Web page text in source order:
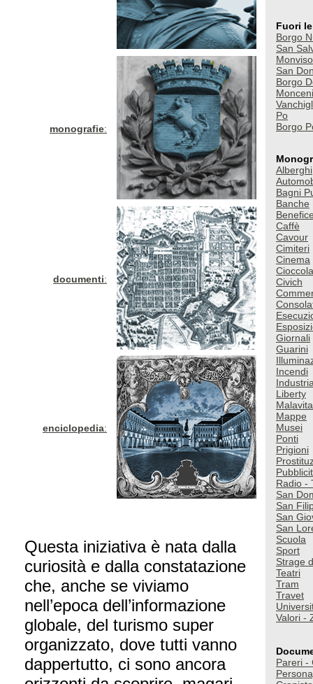
Fuori
Borgo
San
Monviso
San
Borgo
Po
Borgo
Alberghi
Bagni
Banche
Caffè
Cavour
Cimiteri
Cinema
Civich
Giornali
Guarini
Incendi
Liberty
Malavita
Mappe
Musei
Ponti
Prigioni
Radio -
San
San
San
San
Scuola
Sport
Strage
Teatri
Tram
Travet
Valori -
Pareri -
monografie:
documenti:
enciclopedia:
Questa iniziativa è nata dalla
curiosità e dalla constatazione
che, anche se viviamo
nell’epoca dell’informazione
globale, del turismo super
organizzato, dove tutti vanno
dappertutto, ci sono ancora